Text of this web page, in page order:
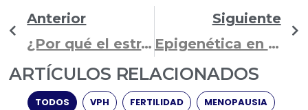
Previo
Anterior
¿Por qué el estradiol es una gran opción en la preparación endometrial?
Siguiente
Epigenética en la fertilidad masculina
ARTÍCULOS RELACIONADOS
TODOS VPH FERTILIDAD MENOPAUSIA